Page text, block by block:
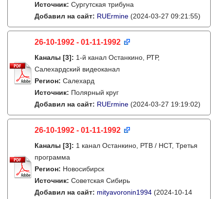
Источник: Сургутская трибуна
Добавил на сайт: RUErmine (2024-03-27 09:21:55)
26-10-1992 - 01-11-1992
Каналы [3]: 1-й канал Останкино, РТР,
Салехардский видеоканал
Регион: Салехард
Источник: Полярный круг
Добавил на сайт: RUErmine (2024-03-27 19:19:02)
26-10-1992 - 01-11-1992
Каналы [3]: 1 канал Останкино, РТВ / НСТ, Третья
программа
Регион: Новосибирск
Источник: Советская Сибирь
Добавил на сайт: mityavoronin1994 (2024-10-14